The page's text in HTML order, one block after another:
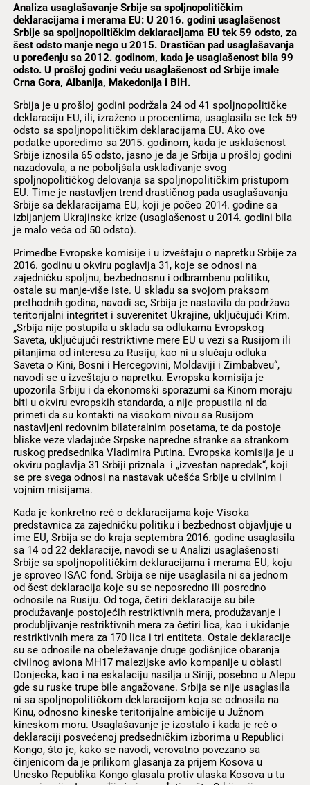
Analiza usaglašavanje Srbije sa spoljnopolitičkim
deklaracijama i merama EU: U 2016. godini usaglašenost
Srbije sa spoljnopolitičkim deklaracijama EU tek 59 odsto, za
šest odsto manje nego u 2015. Drastičan pad usaglašavanja
u poređenju sa 2012. godinom, kada je usaglašenost bila 99
odsto. U prošloj godini veću usaglašenost od Srbije imale
Crna Gora, Albanija, Makedonija i BiH.
Srbija je u prošloj godini podržala 24 od 41 spoljnopolitičke
deklaraciju EU, ili, izraženo u procentima, usaglasila se tek 59
odsto sa spoljnopolitičkim deklaracijama EU. Ako ove
podatke uporedimo sa 2015. godinom, kada je usklašenost
Srbije iznosila 65 odsto, jasno je da je Srbija u prošloj godini
nazadovala, a ne poboljšala usklađivanje svog
spoljnopolitičkog delovanja sa spoljnopolitičkim pristupom
EU. Time je nastavljen trend drastičnog pada usaglašavanja
Srbije sa deklaracijama EU, koji je počeo 2014. godine sa
izbijanjem Ukrajinske krize (usaglašenost u 2014. godini bila
je malo veća od 50 odsto).
Primedbe Evropske komisije i u izveštaju o napretku Srbije za
2016. godinu u okviru poglavlja 31, koje se odnosi na
zajedničku spoljnu, bezbednosnu i odbrambenu politiku,
ostale su manje-više iste. U skladu sa svojom praksom
prethodnih godina, navodi se, Srbija je nastavila da podržava
teritorijalni integritet i suverenitet Ukrajine, uključujući Krim.
„Srbija nije postupila u skladu sa odlukama Evropskog
Saveta, uključujući restriktivne mere EU u vezi sa Rusijom ili
pitanjima od interesa za Rusiju, kao ni u slučaju odluka
Saveta o Kini, Bosni i Hercegovini, Moldaviji i Zimbabveu“,
navodi se u izveštaju o napretku. Evropska komisija je
upozorila Srbiju i da ekonomski sporazumi sa Kinom moraju
biti u okviru evropskih standarda, a nije propustila ni da
primeti da su kontakti na visokom nivou sa Rusijom
nastavljeni redovnim bilateralnim posetama, te da postoje
bliske veze vladajuće Srpske napredne stranke sa strankom
ruskog predsednika Vladimira Putina. Evropska komisija je u
okviru poglavlja 31 Srbiji priznala i „izvestan napredak“, koji
se pre svega odnosi na nastavak učešća Srbije u civilnim i
vojnim misijama.
Kada je konkretno reč o deklaracijama koje Visoka
predstavnica za zajedničku politiku i bezbednost objavljuje u
ime EU, Srbija se do kraja septembra 2016. godine usaglasila
sa 14 od 22 deklaracije, navodi se u Analizi usaglašenosti
Srbije sa spoljnopolitičkim deklaracijama i merama EU, koju
je sproveo ISAC fond. Srbija se nije usaglasila ni sa jednom
od šest deklaracija koje su se neposredno ili posredno
odnosile na Rusiju. Od toga, četiri deklaracije su bile
produžavanje postojećih restriktivnih mera, produžavanje i
produbljivanje restriktivnih mera za četiri lica, kao i ukidanje
restriktivnih mera za 170 lica i tri entiteta. Ostale deklaracije
su se odnosile na obeležavanje druge godišnjice obaranja
civilnog aviona MH17 malezijske avio kompanije u oblasti
Donjecka, kao i na eskalaciju nasilja u Siriji, posebno u Alepu
gde su ruske trupe bile angažovane. Srbija se nije usaglasila
ni sa spoljnopolitičkom deklaracijom koja se odnosila na
Kinu, odnosno kineske teritorijalne ambicije u Južnom
kineskom moru. Usaglašavanje je izostalo i kada je reč o
deklaraciji posvećenoj predsedničkim izborima u Republici
Kongo, što je, kako se navodi, verovatno povezano sa
činjenicom da je prilikom glasanja za prijem Kosova u
Unesko Republika Kongo glasala protiv ulaska Kosova u tu